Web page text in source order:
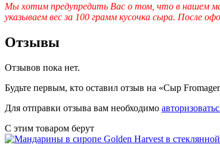
Мы хотим предупредить Вас о том, что в нашем
указываем вес за 100 грамм кусочка сыра. После
Отзывы
Отзывов пока нет.
Будьте первым, кто оставил отзыв на «Сыр
Для отправки отзыва вам необходимо
С этим товаром берут